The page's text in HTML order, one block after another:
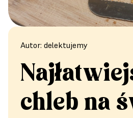
Autor: delektujemy
chleb na